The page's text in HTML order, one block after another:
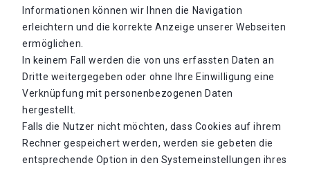
Informationen können wir Ihnen die Navigation
erleichtern und die korrekte Anzeige unserer Webseiten
ermöglichen.
In keinem Fall werden die von uns erfassten Daten an
Dritte weitergegeben oder ohne Ihre Einwilligung eine
Verknüpfung mit personenbezogenen Daten
hergestellt.
Falls die Nutzer nicht möchten, dass Cookies auf ihrem
Rechner gespeichert werden, werden sie gebeten die
entsprechende Option in den Systemeinstellungen ihres